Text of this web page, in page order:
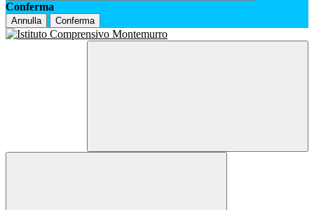
Conferma
Annulla Conferma